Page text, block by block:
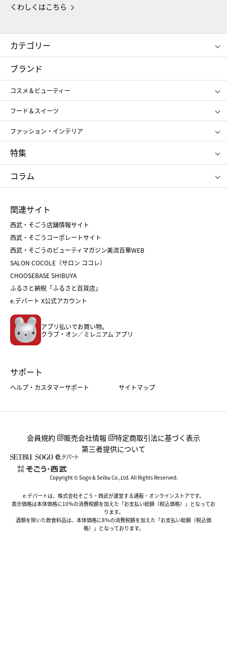
くわしくはこちら
カテゴリー
コスメ＆ビューティー
ギフト
レディース
メンズ
スポーツ・アウトドア
お中元
お歳暮
ブランド
コスメ＆ビューティー
SHISEIDO
ポール&ジョー ボーテ
ジルスチュアート
NARS
RMK
クリニーク
SK-Ⅱ
フード＆スイーツ
アンリ・シャルパンティエ
ゴディバ
新宿高野
たねや
ねんりん家
ファッション・インテリア
ポロ ラルフ ローレン
タケオ キクチ
ママ＆キッズ
シュタイフ
特集
お中元
ひな人形
五月人形
父の日
クリスマスケーキ
ホワイトデー
コラム
菓子折り
和菓子
人気のギフト
バレンタイン
ホワイトデー
おせち
フード
ホーム・キッチン＆アート
関連サイト
西武・そごう店舗情報サイト
西武・そごうコーポレートサイト
西武・そごうのビューティマガジン美流百華WEB
SALON COCOLE（サロン ココレ）
CHOOSEBASE SHIBUYA
ふるさと納税「ふるさと百貨店」
e.デパート X公式アカウント
アプリ払いでお買い物。
クラブ・オン／ミレニアム アプリ
サポート
ヘルプ・カスタマーサポート サイトマップ
会員規約 販売会社情報
特定商取引法に基づく表示
第三者提供について
Copyright © Sogo & Seibu Co.,Ltd. All Rights Reserved.
e.デパートは、株式会社そごう・西武が運営する通販・オンラインストアです。
表示価格は本体価格に10％の消費税額を加えた「お支払い総額（税込価格）」となってお
ります。
酒類を除いた飲食料品は、本体価格に8％の消費税額を加えた「お支払い総額（税込価
格）」となっております。